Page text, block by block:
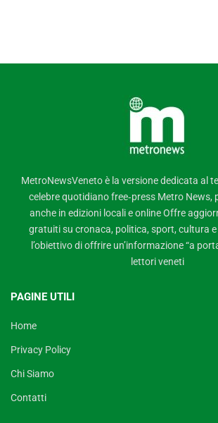
MetroNewsVeneto è la versione dedicata al
celebre quotidiano free‑press Metro News,
anche in edizioni locali e online Offre
gratuiti su cronaca, politica, sport, cultura
l’obiettivo di offrire un’informazione “a
lettori veneti
PAGINE UTILI
Home
Privacy Policy
Chi Siamo
Contatti